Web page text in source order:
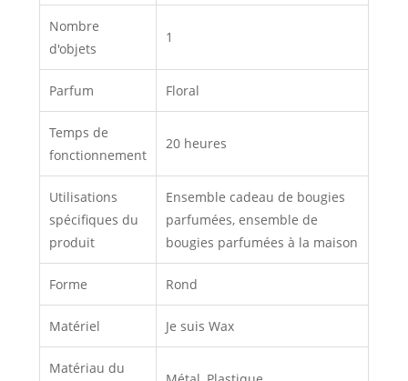
Nombre
d'objets
1
Parfum Floral
Temps de
fonctionnement
20 heures
Utilisations
spécifiques du
produit
Ensemble cadeau de bougies
parfumées, ensemble de
bougies parfumées à la maison
Forme Rond
Matériel Je suis Wax
Matériau du